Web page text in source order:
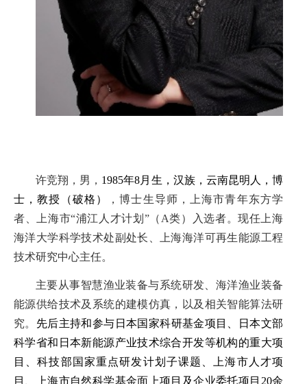
许竞翔，男， 1985年8月生，汉族，云南昆明人，博
士，教授（破格）
，博士生导师 ，
上海市青年东方学
者、上海市“浦江人才计划 ”（ A类）入选者。现任上海
海洋大学科学技术处副处长、上海海洋可再生能源工程
技术研究中心主任。
主要从事智慧渔业装备与系统研发、海洋渔业装备
能源供给技术及系统的建模仿真，以及相关智能算法研
究。 先后主持和参与日本国家科研基金项目、日本文部
科学省和日本新能源产业技术综合开发等机构的重大项
目、科技部国家重点研发计划子课题、上海市人才项
目、上海市自然科学基金面上项目及企业委托项目 20余